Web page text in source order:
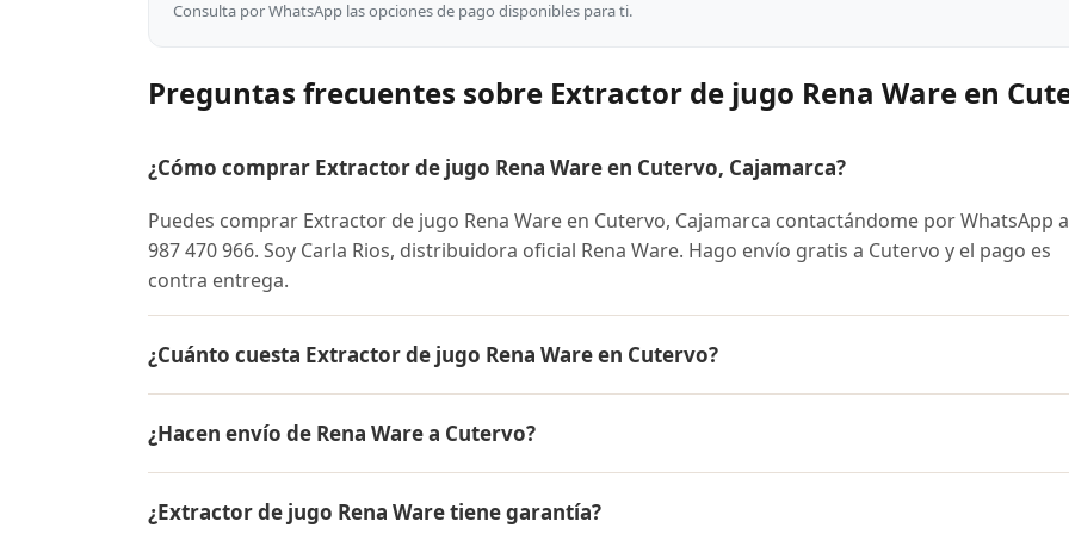
Consulta por WhatsApp las opciones de pago disponibles para ti.
Preguntas frecuentes sobre Extractor de jugo Rena Ware en
¿Cómo comprar Extractor de jugo Rena Ware en Cutervo, Cajamarca?
Puedes comprar Extractor de jugo Rena Ware en Cutervo, Cajamarca contactándome por WhatsApp
987 470 966. Soy Carla Rios, distribuidora oficial Rena Ware. Hago envío gratis a Cutervo y el pago es
contra entrega.
¿Cuánto cuesta Extractor de jugo Rena Ware en Cutervo?
conocer el precio actual, promociones disponibles y facilidades de pago en cuotas desde el 10% de
¿Hacen envío de Rena Ware a Cutervo?
contra entrega.
¿Extractor de jugo Rena Ware tiene garantía?